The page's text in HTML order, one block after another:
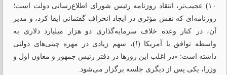
۱۰) عجیب‌تر، انتقاد روزنامه رئیس شورای اطلاع‌رسانی دولت است؛
روزنامه‌ای که نقش مؤثری در ایجاد انحراف گفتمانی ایفا کرد، و مدیر
آن، در کنار وعده خلاف سرمایه‌گذاری دو هزار میلیارد دلاری به
واسطه توافق با آمریکا (!)، سهم زیادی در مهره چینی‌های دولتی
داشته است: «در اغلب این روزها در دفتر رئیس ‌جمهور و معاون اول و
وزرا، یکی پس از دیگری جلسه برگزار می‌شود.